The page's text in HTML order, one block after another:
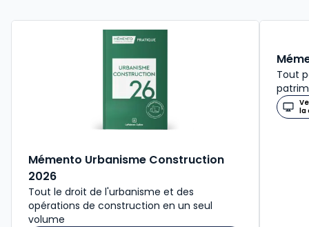
Mémento Urbanisme Construction
2026
Tout le droit de l'urbanisme et des
opérations de construction en un seul
volume
Tout
la